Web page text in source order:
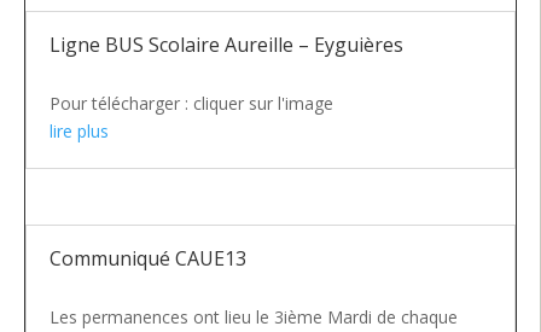
Ligne BUS Scolaire Aureille – Eyguières
Pour télécharger : cliquer sur l'image
lire plus
Communiqué CAUE13
Les permanences ont lieu le 3ième Mardi de chaque